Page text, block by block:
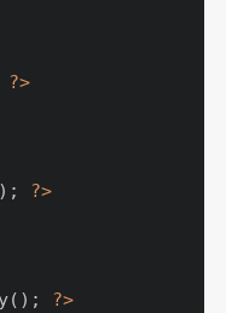
?>
?>
?>